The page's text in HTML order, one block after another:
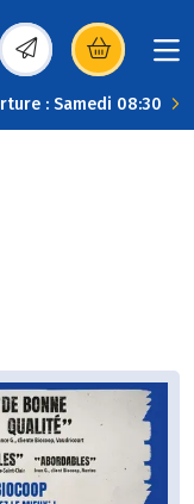
(s’ouvre dans une
: Samedi 08:30